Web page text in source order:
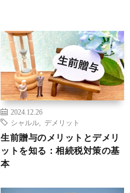
2024.12.26
シャルル
デメリット
生前贈与のメリットとデメリ
ットを知る：相続税対策の基
本